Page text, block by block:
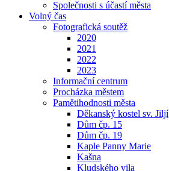
Společnosti s účastí města
Volný čas
Fotografická soutěž
2020
2021
2022
2023
Informační centrum
Procházka městem
Pamětihodnosti města
Děkanský kostel sv. Jiljí
Dům čp. 15
Dům čp. 19
Kaple Panny Marie
Kašna
Kludského vila